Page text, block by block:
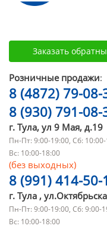
Заказать
Розничные продажи:
8 (4872) 79-08-
8 (930) 791-08-
г. Тула, ул 9 Мая, д.19
Пн-Пт: 9:00-19:00, Сб: 10:00-
Вс: 10:00-18:00
(без выходных)
8 (991) 414-50-
г. Тула ,
Пн-Пт: 9:00-19:00, Сб: 9:00-
Вс: 10:00-18:00